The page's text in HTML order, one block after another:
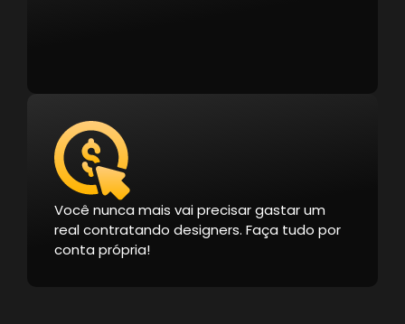
Você nunca mais vai precisar gastar um
real contratando designers. Faça tudo por
conta própria!